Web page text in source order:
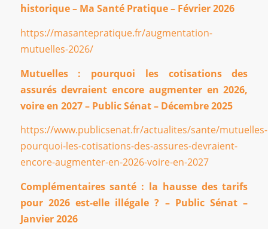
historique – Ma Santé Pratique – Février 2026
https://masantepratique.fr/augmentation-
mutuelles-2026/
Mutuelles : pourquoi les cotisations des
assurés devraient encore augmenter en 2026,
voire en 2027 – Public Sénat – Décembre 2025
https://www.publicsenat.fr/actualites/sante/mutuelles-
pourquoi-les-cotisations-des-assures-devraient-
encore-augmenter-en-2026-voire-en-2027
Complémentaires santé : la hausse des tarifs
pour 2026 est-elle illégale ? – Public Sénat –
Janvier 2026